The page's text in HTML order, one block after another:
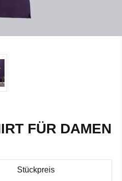
FÜR DAMEN
Stückpreis